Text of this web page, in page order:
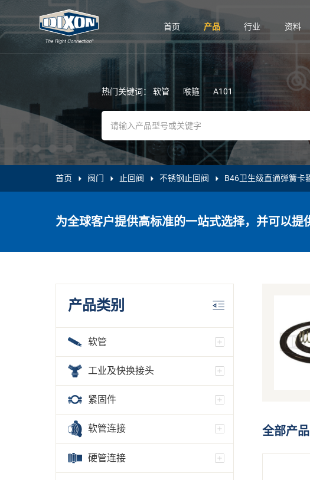
首页 产品 行业 资料
热门关键词： 软管 喉箍 A101
首页 阀门 止回阀 不锈钢止回阀 B46卫生级直通弹簧卡
为全球客户提供高标准的一站式选择，并可以提
产品类别
软管
工业及快换接头
紧固件
软管连接
硬管连接
全部产品